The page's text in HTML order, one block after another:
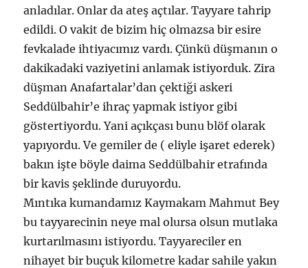
anladılar. Onlar da ateş açtılar. Tayyare tahrip
edildi. O vakit de bizim hiç olmazsa bir esire
fevkalade ihtiyacımız vardı. Çünkü düşmanın o
dakikadaki vaziyetini anlamak istiyorduk. Zira
düşman Anafartalar’dan çektiği askeri
Seddülbahir’e ihraç yapmak istiyor gibi
göstertiyordu. Yani açıkçası bunu blöf olarak
yapıyordu. Ve gemiler de ( eliyle işaret ederek)
bakın işte böyle daima Seddülbahir etrafında
bir kavis şeklinde duruyordu.
Mıntıka kumandamız Kaymakam Mahmut Bey
bu tayyarecinin neye mal olursa olsun mutlaka
kurtarılmasını istiyordu. Tayyareciler en
nihayet bir buçuk kilometre kadar sahile yakın